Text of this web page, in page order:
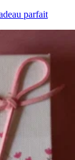
parfait